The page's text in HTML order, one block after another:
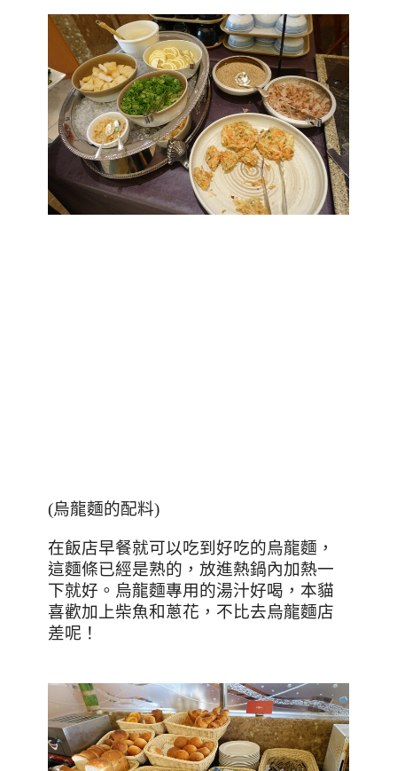
(烏龍麵的配料)
在飯店早餐就可以吃到好吃的烏龍麵，
這麵條已經是熟的，放進熱鍋內加熱一
下就好。烏龍麵專用的湯汁好喝，本貓
喜歡加上柴魚和蔥花，不比去烏龍麵店
差呢！